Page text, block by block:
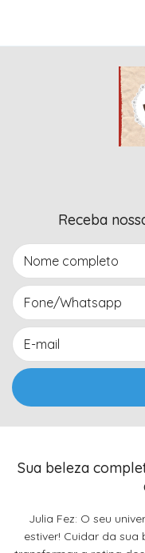
Receba
Sua beleza
Julia Fez: O seu
estiver! Cuidar da